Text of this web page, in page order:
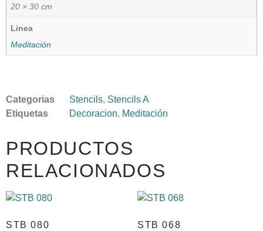
20 × 30 cm
Linea
Meditación
Categorias Stencils, Stencils A
Etiquetas
Decoracion, Meditación
PRODUCTOS
RELACIONADOS
STB 080
STB 068